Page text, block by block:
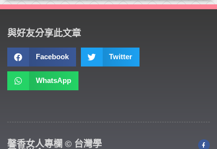
與好友分享此文章
Facebook Twitter
WhatsApp
馨香女人專欄 © 台灣學